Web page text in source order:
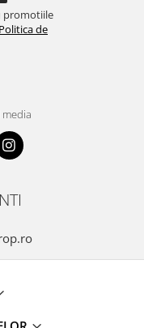
promotiile
Politica de